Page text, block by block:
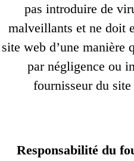
pas introduire de
malveillants et ne doit
site web d’une manière
par négligence ou
fournisseur du
Responsabilité du